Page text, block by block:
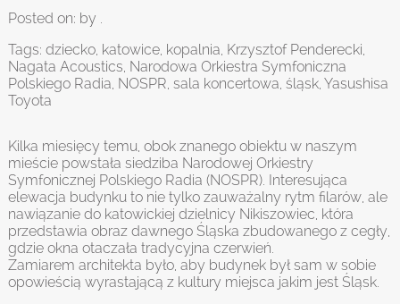
Posted on: by .
Tags: dziecko, katowice, kopalnia, Krzysztof Penderecki,
Nagata Acoustics, Narodowa Orkiestra Symfoniczna
Polskiego Radia, NOSPR, sala koncertowa, śląsk, Yasushisa
Toyota
Kilka miesięcy temu, obok znanego obiektu w naszym
mieście powstała siedziba Narodowej Orkiestry
Symfonicznej Polskiego Radia (NOSPR). Interesująca
elewacja budynku to nie tylko zauważalny rytm filarów, ale
nawiązanie do katowickiej dzielnicy Nikiszowiec, która
przedstawia obraz dawnego Śląska zbudowanego z cegły,
gdzie okna otaczała tradycyjna czerwień.
Zamiarem architekta było, aby budynek był sam w sobie
opowieścią wyrastającą z kultury miejsca jakim jest Śląsk.